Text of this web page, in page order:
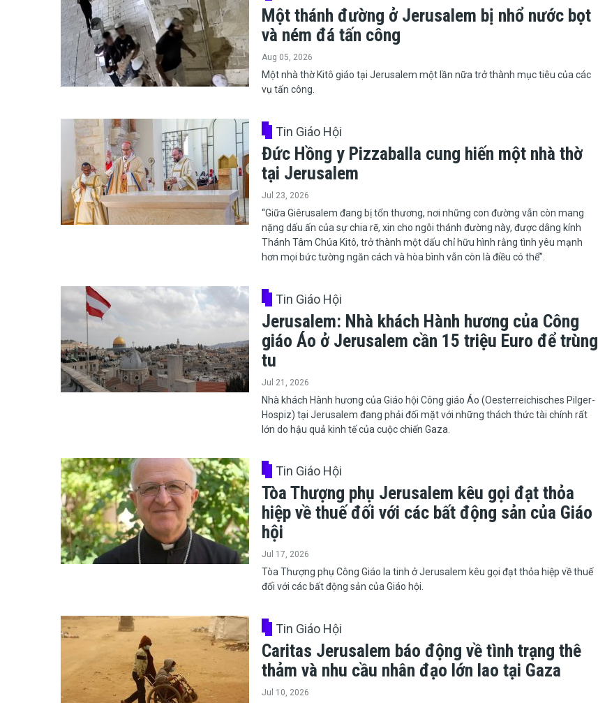
Một thánh đường ở Jerusalem bị nhổ nước bọt
và ném đá tấn công
Aug 05, 2026
​​​​​​​Một nhà thờ Kitô giáo tại Jerusalem một lần nữa trở thành mục tiêu của các
vụ tấn công.
Tin Giáo Hội
Đức Hồng y Pizzaballa cung hiến một nhà thờ
tại Jerusalem
Jul 23, 2026
​​​​​​​“Giữa Giêrusalem đang bị tổn thương, nơi những con đường vẫn còn mang
nặng dấu ấn của sự chia rẽ, xin cho ngôi thánh đường này, được dâng kính
Thánh Tâm Chúa Kitô, trở thành một dấu chỉ hữu hình rằng tình yêu mạnh
hơn mọi bức tường ngăn cách và hòa bình vẫn còn là điều có thể”.
Tin Giáo Hội
Jerusalem: Nhà khách Hành hương của Công
giáo Áo ở Jerusalem cần 15 triệu Euro để trùng
tu
Jul 21, 2026
​​​​​​​Nhà khách Hành hương của Giáo hội Công giáo Áo (Oesterreichisches Pilger-
Hospiz) tại Jerusalem đang phải đối mặt với những thách thức tài chính rất
lớn do hậu quả kinh tế của cuộc chiến Gaza.
Tin Giáo Hội
Tòa Thượng phụ Jerusalem kêu gọi đạt thỏa
hiệp về thuế đối với các bất động sản của Giáo
hội
Jul 17, 2026
​​​​​​​Tòa Thượng phụ Công Giáo la tinh ở Jerusalem kêu gọi đạt thỏa hiệp về thuế
đối với các bất động sản của Giáo hội.
Tin Giáo Hội
Caritas Jerusalem báo động về tình trạng thê
thảm và nhu cầu nhân đạo lớn lao tại Gaza
Jul 10, 2026